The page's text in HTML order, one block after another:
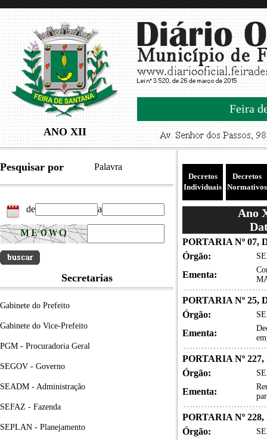
ANO XII
Feira
Pesquisar por Palavra
de a
Secretarias
Gabinete do Prefeito
Gabinete do Vice-Prefeito
PGM - Procuradoria Geral
SEGOV - Governo
SEADM - Administração
SEFAZ - Fazenda
SEPLAN - Planejamento
Decretos
Individuais
Decretos
Normativos
Ano
PORTARIA Nº 07,
Órgão:
Ementa:
PORTARIA Nº 25,
Órgão:
Ementa:
PORTARIA Nº
Órgão:
Ementa:
PORTARIA Nº
Órgão: